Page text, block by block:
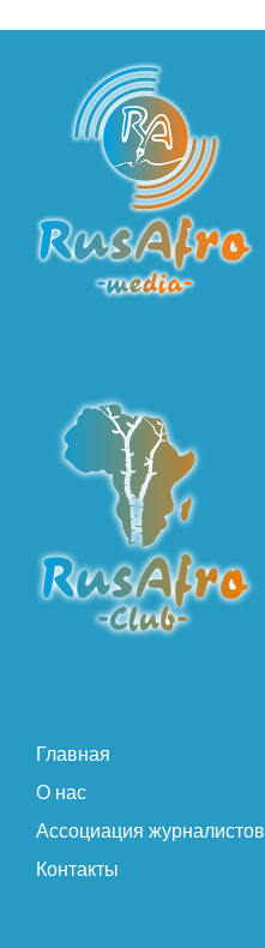
Главная
О нас
Ассоциация журналистов
Контакты